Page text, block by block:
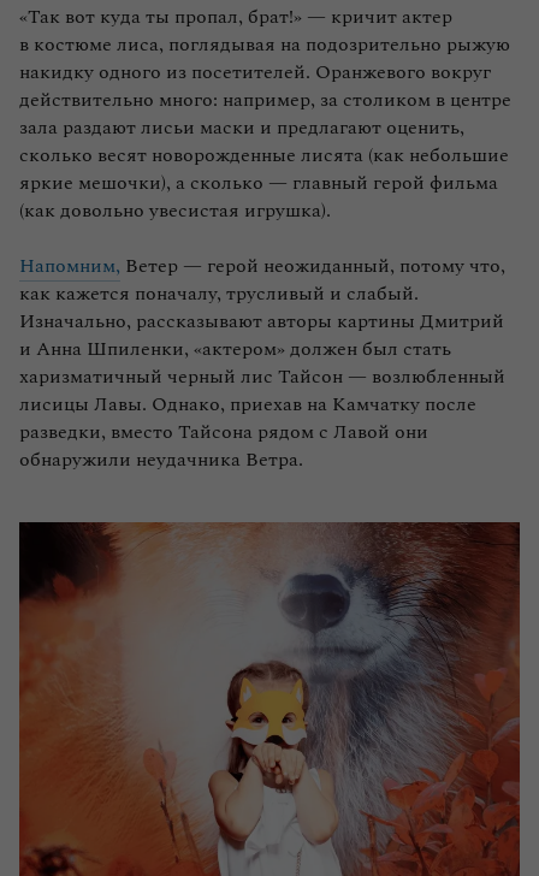
«Так вот куда ты пропал, брат!» — кричит актер
в костюме лиса, поглядывая на подозрительно рыжую
накидку одного из посетителей. Оранжевого вокруг
действительно много: например, за столиком в центре
зала раздают лисьи маски и предлагают оценить,
сколько весят новорожденные лисята (как небольшие
яркие мешочки), а сколько — главный герой фильма
(как довольно увесистая игрушка).
Напомним, Ветер — герой неожиданный, потому что,
как кажется поначалу, трусливый и слабый.
Изначально, рассказывают авторы картины Дмитрий
и Анна Шпиленки, «актером» должен был стать
харизматичный черный лис Тайсон — возлюбленный
лисицы Лавы. Однако, приехав на Камчатку после
разведки, вместо Тайсона рядом с Лавой они
обнаружили неудачника Ветра.